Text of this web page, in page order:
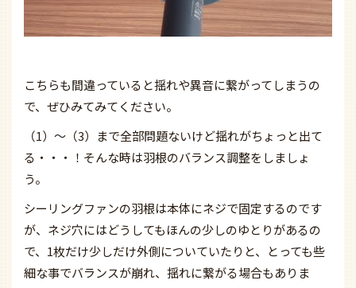
こちらも間違っていると揺れや異音に繋がってしまうの
で、ぜひみてみてください。
（1）～（3）まで全部問題ないけど揺れがちょっと出て
る・・・！ そんな時は羽根のバランス調整をしましょ
う。
シーリングファンの羽根は本体にネジで固定するのです
が、ネジ穴にはどうしてもほんの少しのゆとりがあるの
で、1枚だけ少しだけ外側についていたりと、とっても些
細な事でバランスが崩れ、揺れに繋がる場合もありま